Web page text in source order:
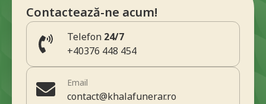
Contactează-ne acum!
Telefon 24/7
+40376 448 454
Email
contact@khalafunerar.ro